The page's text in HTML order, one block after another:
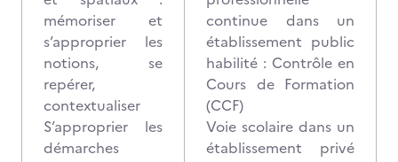
mémoriser et
s’approprier les
notions, se
repérer,
contextualiser
S’approprier les
démarches
continue dans un
établissement public
habilité : Contrôle en
Cours de Formation
(CCF)
Voie scolaire dans un
établissement privé